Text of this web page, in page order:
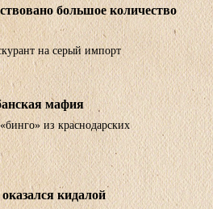
большое количество
на серый импорт
мафия
из краснодарских
кидалой